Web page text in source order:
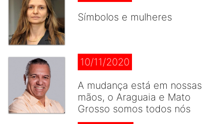
Símbolos e mulheres
10/11/2020
A mudança está em nossas
mãos, o Araguaia e Mato
Grosso somos todos nós